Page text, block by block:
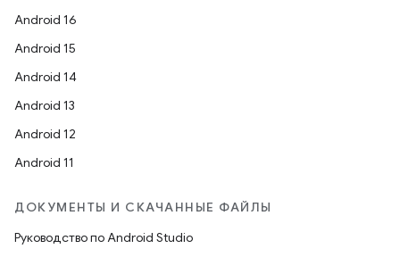
Android 16
Android 15
Android 14
Android 13
Android 12
Android 11
ДОКУМЕНТЫ И СКАЧАННЫЕ ФАЙЛЫ
Руководство по Android Studio